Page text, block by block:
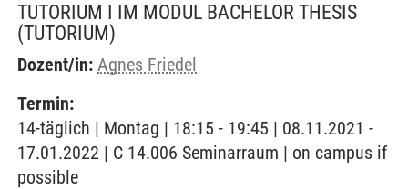
TUTORIUM I IM MODUL BACHELOR THESIS
(TUTORIUM)
Dozent/in: Agnes Friedel
Termin:
14-täglich | Montag | 18:15 - 19:45 | 08.11.2021 -
17.01.2022 | C 14.006 Seminarraum | on campus if
possible